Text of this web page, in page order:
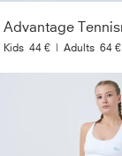
Kids 44 € | Adults 64 €